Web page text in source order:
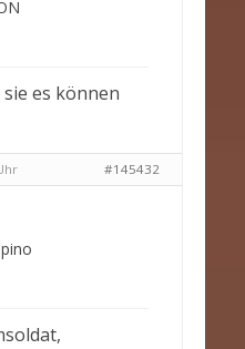
sie es können
#145432